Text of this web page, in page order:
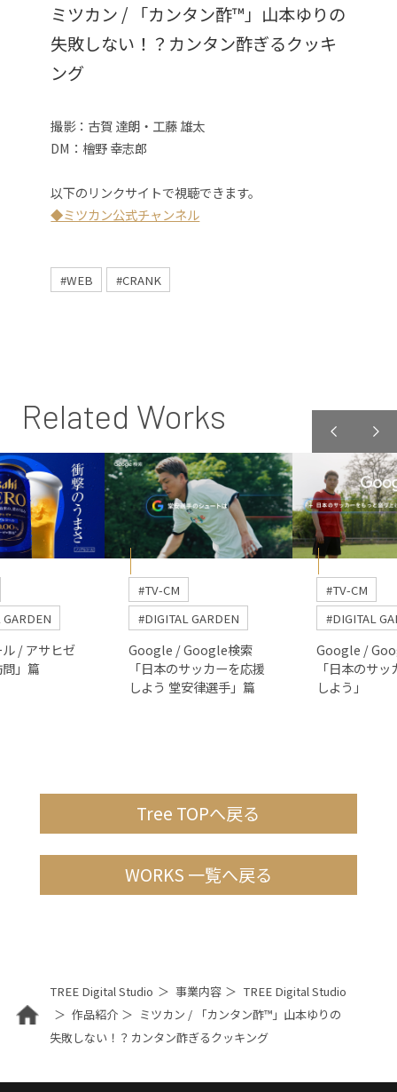
ミツカン / 「カンタン酢™」山本ゆりの
失敗しない！？カンタン酢ぎるクッキ
ング
撮影：古賀 達朗・工藤 雄太
DM：檜野 幸志郎
以下のリンクサイトで視聴できます。
◆ミツカン公式チャンネル
#WEB #CRANK
Related Works
/ アサヒゼ
」篇
#TV-CM
#DIGITAL GARDEN
Google / Google検索
「日本のサッカーを応援
しよう 堂安律選手」篇
#TV-CM
#DIGITAL
Google /
「日本のサ
しよう」
Tree TOPへ戻る
WORKS 一覧へ戻る
TREE Digital Studio 事業内容
TREE Digital Studio
作品紹介
ミツカン / 「カンタン酢™」山本ゆりの
失敗しない！？カンタン酢ぎるクッキング